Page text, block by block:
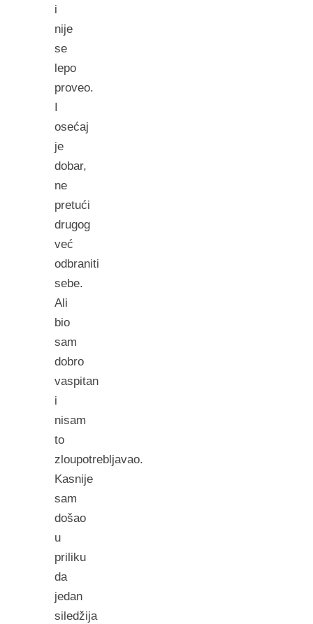
i
nije
se
lepo
proveo.
I
osećaj
je
dobar,
ne
pretući
drugog
već
odbraniti
sebe.
Ali
bio
sam
dobro
vaspitan
i
nisam
to
zloupotrebljavao.
Kasnije
sam
došao
u
priliku
da
jedan
siledžija